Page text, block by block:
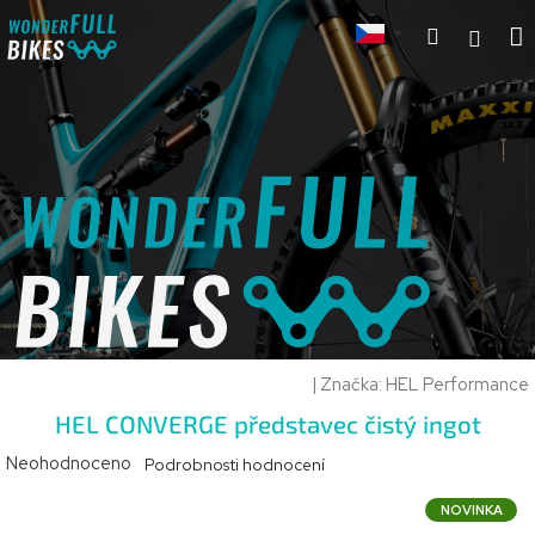
Přejít
na
obsah
Hledat
| Značka: HEL Performance
HEL CONVERGE představec čistý ingot
Průměrné
Neohodnoceno Podrobnosti hodnocení
NOVINKA